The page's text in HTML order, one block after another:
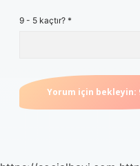
9 - 5 kaçtır? *